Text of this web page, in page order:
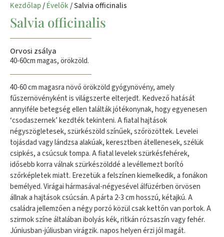
Kezdőlap/Évelők/ Salvia officinalis
Salvia officinalis
Orvosi zsálya
40-60cm magas, örökzöld.
40-60 cm magasra növő örökzöld gyógynövény, amely
fűszernövényként is világszerte elterjedt. Kedvező hatását
annyiféle betegség ellen találták jótékonynak, hogy egyenesen
‘csodaszernek’ kezdték tekinteni. A fiatal hajtások
négyszögletesek, szürkészöld színűek, szőrözöttek. Levelei
tojásdad vagy lándzsa alakúak, keresztben átellenesek, szélük
csipkés, a csúcsuk tompa. A fiatal levelek szürkésfehérek,
idősebb korra válnak szürkészölddé a levéllemezt borító
szőrképletek miatt. Erezetük a felszínen kiemelkedik, a fonákon
bemélyed. Virágai hármasával-négyesével álfüzérben örvösen
állnak a hajtások csúcsán. A párta 2-3 cm hosszú, kétajkú. A
családra jellemzően a négy porzó közül csak kettőn van portok. A
szirmok színe általában ibolyás kék, ritkán rózsaszín vagy fehér.
Júniusban-júliusban virágzik. napos helyen érzi jól magát.